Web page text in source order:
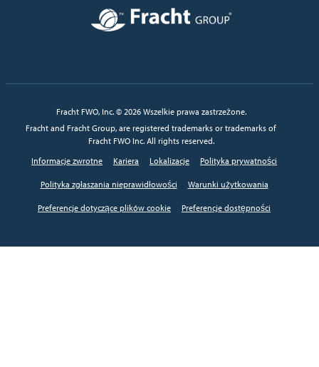
Fracht FWO, Inc. © 2026 Wszelkie prawa zastrzeżone.
Fracht and Fracht Group, are registered trademarks or trademarks of
Fracht FWO Inc. All rights reserved.
Informacje zwrotne
Kariera Lokalizacje Polityka prywatności
Polityka zgłaszania nieprawidłowości Warunki użytkowania
Preferencje dotyczące plików cookie Preferencje dostępności